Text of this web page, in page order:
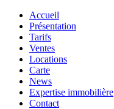
Accueil
Présentation
Tarifs
Ventes
Locations
Carte
News
Expertise immobilière
Contact